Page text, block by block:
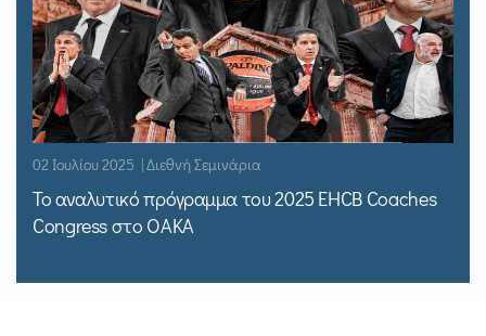
02 Ιουλίου 2025 | Διεθνή Σεμινάρια
Το αναλυτικό πρόγραμμα του 2025 EHCB Coaches
Congress στο ΟΑΚΑ